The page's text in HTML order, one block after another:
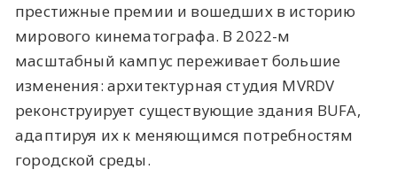
престижные премии и вошедших в историю
мирового кинематографа. В 2022-м
масштабный кампус переживает большие
изменения: архитектурная студия MVRDV
реконструирует существующие здания BUFA,
адаптируя их к меняющимся потребностям
городской среды.